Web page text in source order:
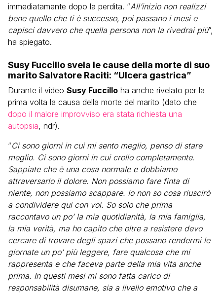
immediatamente dopo la perdita. “All’inizio non realizzi
bene quello che ti è successo, poi passano i mesi e
capisci davvero che quella persona non la rivedrai più”,
ha spiegato.
Susy Fuccillo svela le cause della morte di suo
marito Salvatore Raciti: “Ulcera gastrica”
Durante il video Susy Fuccillo ha anche rivelato per la
prima volta la causa della morte del marito (dato che
dopo il malore improvviso era stata richiesta una
autopsia, ndr).
“Ci sono giorni in cui mi sento meglio, penso di stare
meglio. Ci sono giorni in cui crollo completamente.
Sappiate che è una cosa normale e dobbiamo
attraversarlo il dolore. Non possiamo fare finta di
niente, non possiamo scappare. Io non so cosa riuscirò
a condividere qui con voi. So solo che prima
raccontavo un po’ la mia quotidianità, la mia famiglia,
la mia verità, ma ho capito che oltre a resistere devo
cercare di trovare degli spazi che possano rendermi le
giornate un po’ più leggere, fare qualcosa che mi
rappresenta e che faceva parte della mia vita anche
prima. In questi mesi mi sono fatta carico di
responsabilità disumane, sia a livello emotivo che a